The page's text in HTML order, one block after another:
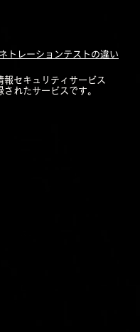
トレーションテストの違い
報セキュリティサービス
れたサービスです。